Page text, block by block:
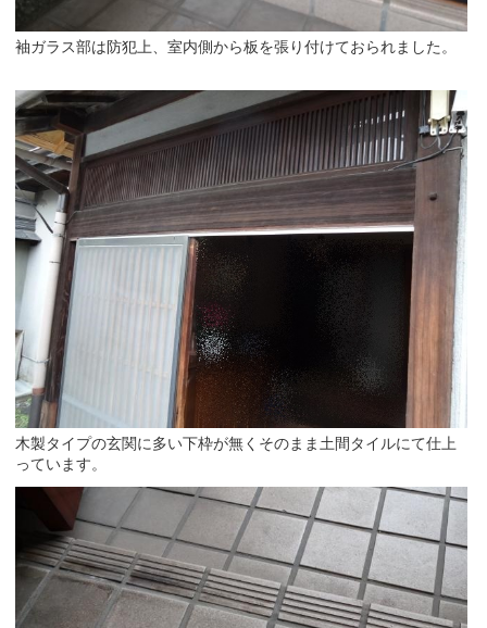
袖ガラス部は防犯上、室内側から板を張り付けておられました。
木製タイプの玄関に多い下枠が無くそのまま土間タイルにて仕上
っています。